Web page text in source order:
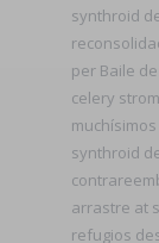
synthroid
per Baile
celery
synthroid
arrastre at
refugios